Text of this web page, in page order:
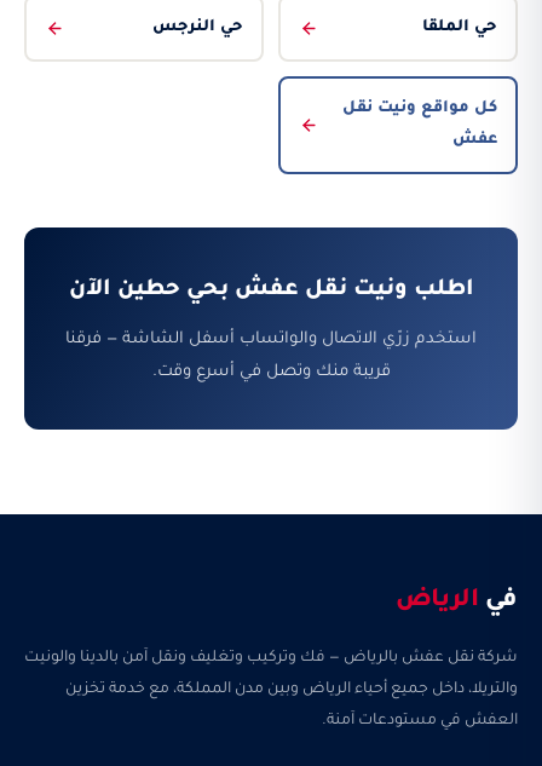
حي الملقا حي النرجس
كل مواقع ونيت نقل
عفش
اطلب ونيت نقل عفش بحي حطين الآن
استخدم زرّي الاتصال والواتساب أسفل الشاشة — فرقنا
قريبة منك وتصل في أسرع وقت.
في الرياض
شركة نقل عفش بالرياض — فك وتركيب وتغليف ونقل آمن بالدينا والونيت
والتريلا، داخل جميع أحياء الرياض وبين مدن المملكة، مع خدمة تخزين
العفش في مستودعات آمنة.